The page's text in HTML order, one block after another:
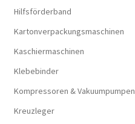
Hilfsförderband
Kartonverpackungsmaschinen
Kaschiermaschinen
Klebebinder
Kompressoren & Vakuum­pumpen
Kreuzleger